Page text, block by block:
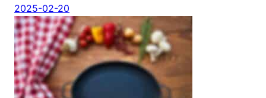
2025-02-20